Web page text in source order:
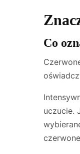
Co
uczucie.